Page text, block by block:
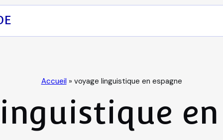
Accueil » voyage linguistique en espagne
en